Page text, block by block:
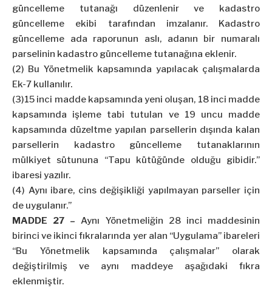
güncelleme tutanağı düzenlenir ve kadastro
güncelleme ekibi tarafından imzalanır. Kadastro
güncelleme ada raporunun aslı, adanın bir numaralı
parselinin kadastro güncelleme tutanağına eklenir.
(2) Bu Yönetmelik kapsamında yapılacak çalışmalarda
Ek-7 kullanılır.
(3)15 inci madde kapsamında yeni oluşan, 18 inci madde
kapsamında işleme tabi tutulan ve 19 uncu madde
kapsamında düzeltme yapılan parsellerin dışında kalan
parsellerin kadastro güncelleme tutanaklarının
mülkiyet sütununa “Tapu kütüğünde olduğu gibidir.”
ibaresi yazılır.
(4) Aynı ibare, cins değişikliği yapılmayan parseller için
de uygulanır.”
MADDE 27 –Aynı Yönetmeliğin 28 inci maddesinin
birinci ve ikinci fıkralarında yer alan “Uygulama” ibareleri
“Bu Yönetmelik kapsamında çalışmalar” olarak
değiştirilmiş ve aynı maddeye aşağıdaki fıkra
eklenmiştir.